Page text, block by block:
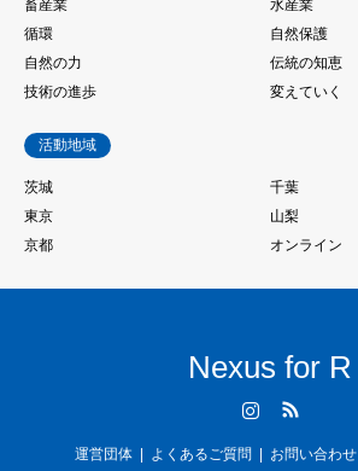
畜産業
水産業
循環
自然保護
自然の力
伝統の知恵
技術の進歩
変えていく
活動地域
茨城
千葉
東京
山梨
京都
オンライン
Nexus for R
運営団体 よくあるご質問 お問い合わせ